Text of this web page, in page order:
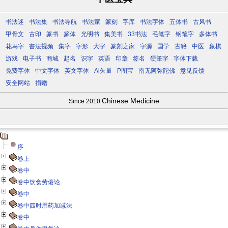
书法迷 书法集 书法导航 书法家 篆刻 字库 书法字体 五体书
古风书
甲骨文
古印 篆书 篆体 光明书 集美书 33书法 毛笔字 钢笔字
多体书
花鸟字
書法视频 集字 字形 大字 篆刻之家 字源 国学 古籍 中医
象棋
游戏
电子书 商城 起名 识字 英语 印章 签名 硬筆字
字体下载
免费字体
中文字体 英文字体 Ai矢量 P图宝 南无阿弥陀佛
意见反馈
安全网站
捐赠
Since 2010 Chinese Medicine
序
卷上
卷中
卷中饮食劳倦论
卷中
卷中四时用药加减法
卷中